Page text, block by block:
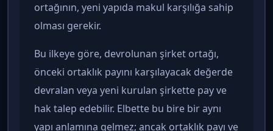
ortağının, yeni yapıda makul karşılığa sahip
olması gerekir.
Bu ilkeye göre, devrolunan şirket ortağı,
önceki ortaklık payını karşılayacak değerde
devralan veya yeni kurulan şirkette pay ve
hak talep edebilir. Elbette bu bire bir aynı
yapı anlamına gelmez; ancak ortaklık payı ve